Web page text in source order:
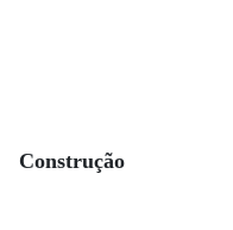
Construção